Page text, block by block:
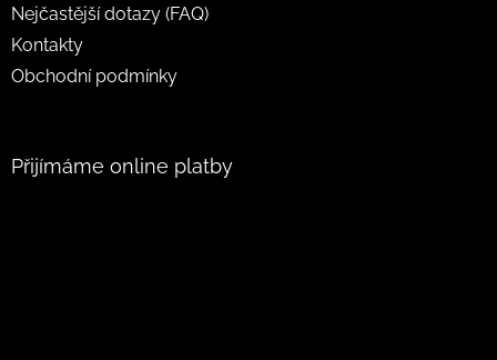
Nejčastější dotazy (FAQ)
Kontakty
Obchodní podmínky
Přijímáme online platby